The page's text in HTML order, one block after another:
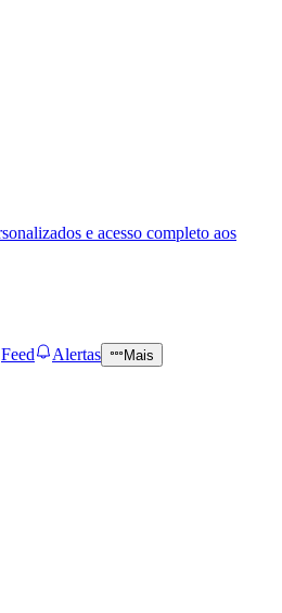
e acesso completo aos
Feed Alertas Mais